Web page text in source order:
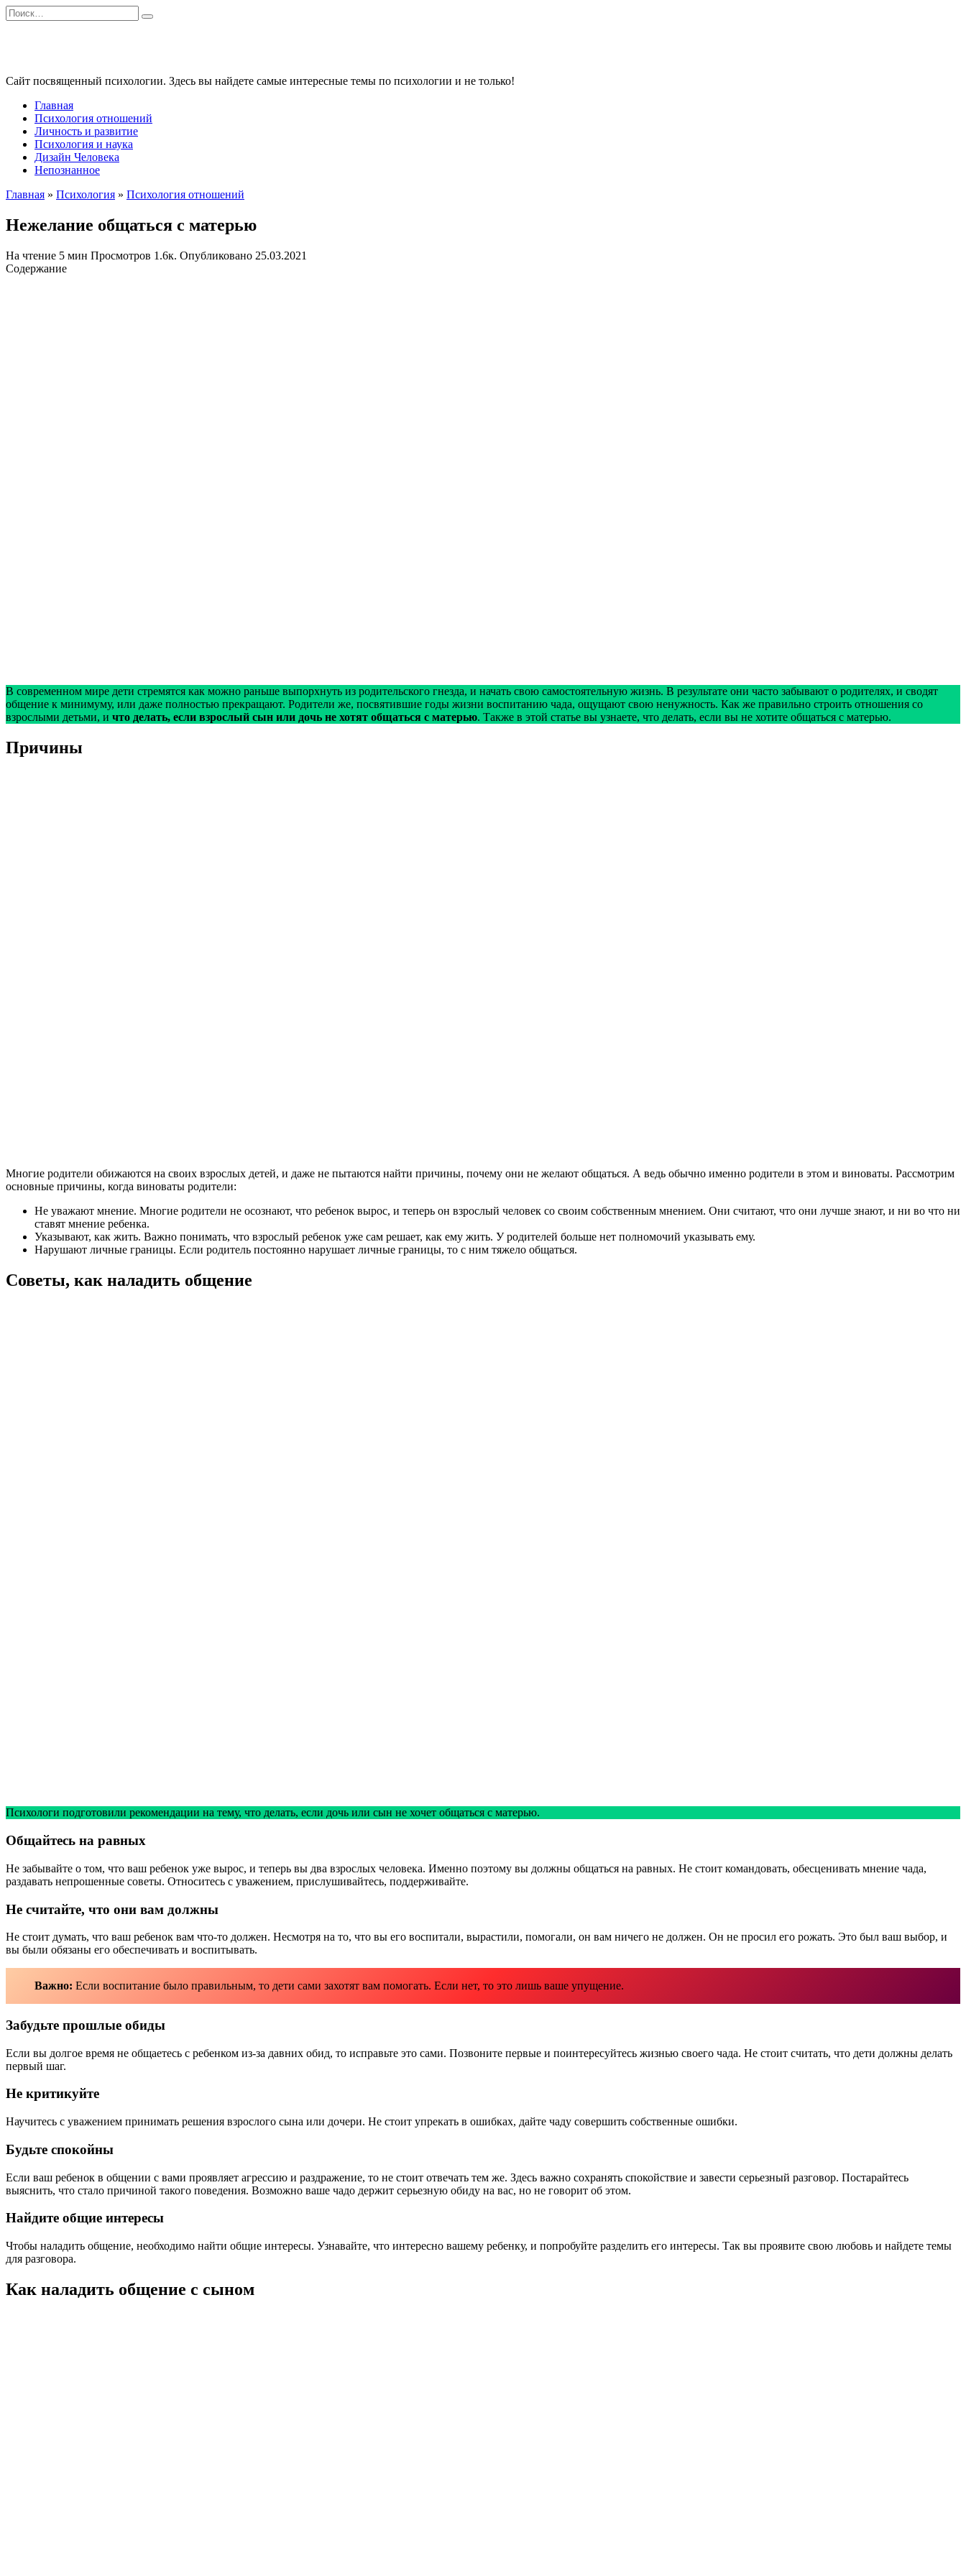
Перейти
к
Search
for:
Сайт посвященный психологии. Здесь вы найдете самые интересные темы по психологии и не только!
Главная
Психология отношений
Личность и развитие
Психология и наука
Дизайн Человека
Непознанное
Главная » Психология » Психология отношений
Нежелание общаться с матерью
На чтение 5 мин Просмотров 1.6к. Опубликовано 25.03.2021
Содержание
В современном мире дети стремятся как можно раньше выпорхнуть из родительского гнезда, и начать свою самостоятельную жизнь. В результате они часто забывают о родителях, и сводят
общение к минимуму, или даже полностью прекращают. Родители же, посвятившие годы жизни воспитанию чада, ощущают свою ненужность. Как же правильно строить отношения со
взрослыми детьми, и что делать, если взрослый сын или дочь не хотят общаться с матерью. Также в этой статье вы узнаете, что делать, если вы не хотите общаться с матерью.
Причины
Многие родители обижаются на своих взрослых детей, и даже не пытаются найти причины, почему они не желают общаться. А ведь обычно именно родители в этом и виноваты. Рассмотрим
основные причины, когда виноваты родители:
Не уважают мнение. Многие родители не осознают, что ребенок вырос, и теперь он взрослый человек со своим собственным мнением. Они считают, что они лучше знают, и ни во что ни
ставят мнение ребенка.
Указывают, как жить. Важно понимать, что взрослый ребенок уже сам решает, как ему жить. У родителей больше нет полномочий указывать ему.
Нарушают личные границы. Если родитель постоянно нарушает личные границы, то с ним тяжело общаться.
Советы, как наладить общение
Психологи подготовили рекомендации на тему, что делать, если дочь или сын не хочет общаться с матерью.
Общайтесь на равных
Не забывайте о том, что ваш ребенок уже вырос, и теперь вы два взрослых человека. Именно поэтому вы должны общаться на равных. Не стоит командовать, обесценивать мнение чада,
раздавать непрошенные советы. Относитесь с уважением, прислушивайтесь, поддерживайте.
Не считайте, что они вам должны
Не стоит думать, что ваш ребенок вам что-то должен. Несмотря на то, что вы его воспитали, вырастили, помогали, он вам ничего не должен. Он не просил его рожать. Это был ваш выбор, и
вы были обязаны его обеспечивать и воспитывать.
Важно: Если воспитание было правильным, то дети сами захотят вам помогать. Если нет, то это лишь ваше упущение.
Забудьте прошлые обиды
Если вы долгое время не общаетесь с ребенком из-за давних обид, то исправьте это сами. Позвоните первые и поинтересуйтесь жизнью своего чада. Не стоит считать, что дети должны делать
первый шаг.
Не критикуйте
Научитесь с уважением принимать решения взрослого сына или дочери. Не стоит упрекать в ошибках, дайте чаду совершить собственные ошибки.
Будьте спокойны
Если ваш ребенок в общении с вами проявляет агрессию и раздражение, то не стоит отвечать тем же. Здесь важно сохранять спокойствие и завести серьезный разговор. Постарайтесь
выяснить, что стало причиной такого поведения. Возможно ваше чадо держит серьезную обиду на вас, но не говорит об этом.
Найдите общие интересы
Чтобы наладить общение, необходимо найти общие интересы. Узнавайте, что интересно вашему ребенку, и попробуйте разделить его интересы. Так вы проявите свою любовь и найдете темы
для разговора.
Как наладить общение с сыном